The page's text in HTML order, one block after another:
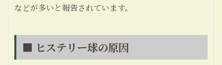
などが多いと報告されています。
■ ヒステリー球の原因